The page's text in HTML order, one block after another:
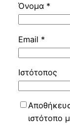
Όνομα *
Email *
Ιστότοπος
ιστότοπο